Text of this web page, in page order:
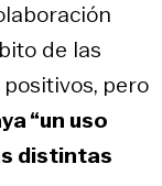
de las
pero
“un uso
distintas